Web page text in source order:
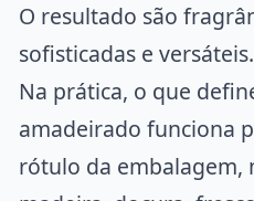
O resultado são
sofisticadas e versáteis.
Na prática, o que
amadeirado funciona
rótulo da embalagem,